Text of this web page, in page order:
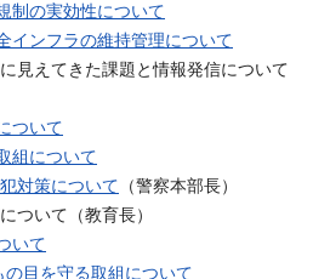
制の実効性について
インフラの維持管理について
見えてきた課題と情報発信について
ついて
組について
対策について （警察本部長）
ついて（教育長）
いて
目を守る取組について